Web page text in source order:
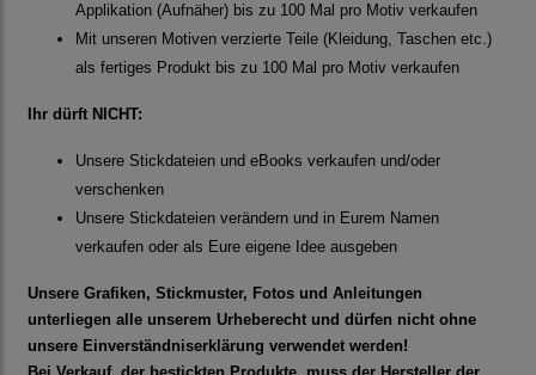
Applikation (Aufnäher) bis zu 100 Mal pro Motiv verkaufen
Mit unseren Motiven verzierte Teile (Kleidung, Taschen etc.)
als fertiges Produkt bis zu 100 Mal pro Motiv verkaufen
Ihr dürft NICHT:
Unsere Stickdateien und eBooks verkaufen und/oder
verschenken
Unsere Stickdateien verändern und in Eurem Namen
verkaufen oder als Eure eigene Idee ausgeben
Unsere Grafiken, Stickmuster, Fotos und Anleitungen
unterliegen alle unserem Urheberecht und dürfen nicht ohne
unsere Einverständniserklärung verwendet werden!